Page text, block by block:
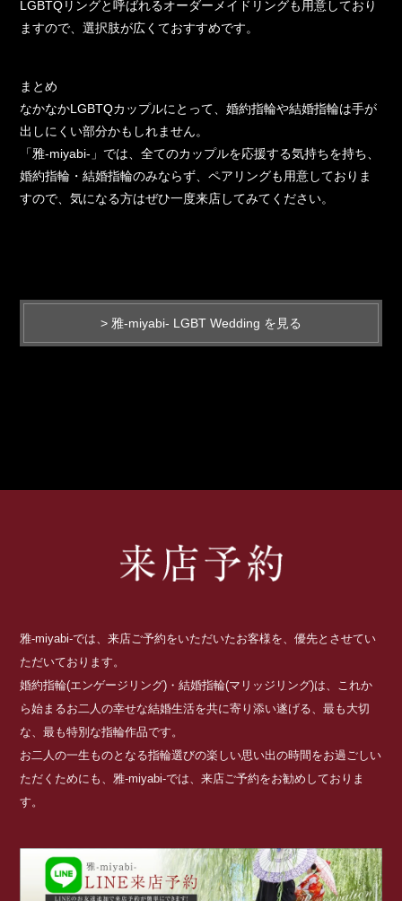
LGBTQリングと呼ばれるオーダーメイドリングも用意しており
ますので、選択肢が広くておすすめです。
まとめ
なかなかLGBTQカップルにとって、婚約指輪や結婚指輪は手が
出しにくい部分かもしれません。
「雅-miyabi-」では、全てのカップルを応援する気持ちを持ち、
婚約指輪・結婚指輪のみならず、ペアリングも用意しておりま
すので、気になる方はぜひ一度来店してみてください。
> 雅-miyabi- LGBT Wedding を見る
雅-miyabi-では、来店ご予約をいただいたお客様を、優先とさせてい
ただいております。
婚約指輪(エンゲージリング)・結婚指輪(マリッジリング)は、これか
ら始まるお二人の幸せな結婚生活を共に寄り添い遂げる、最も大切
な、最も特別な指輪作品です。
お二人の一生ものとなる指輪選びの楽しい思い出の時間をお過ごしい
ただくためにも、雅-miyabi-では、来店ご予約をお勧めしておりま
す。